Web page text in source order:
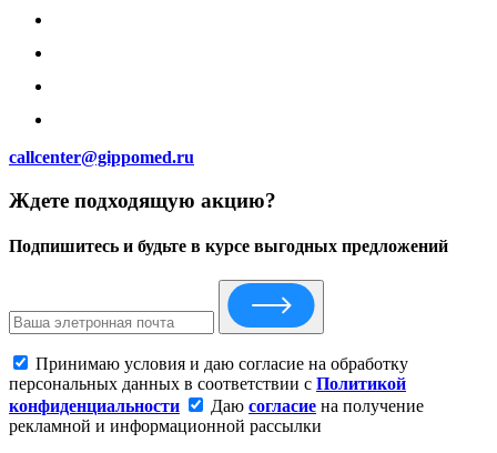
callcenter@gippomed.ru
Ждете подходящую акцию?
Подпишитесь и будьте в курсе выгодных предложений
Принимаю условия и даю согласие на обработку
персональных данных в соответствии с Политикой
конфиденциальности
Даю согласие на получение
рекламной и информационной рассылки